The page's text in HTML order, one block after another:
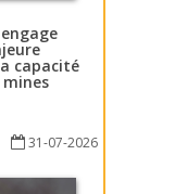
capacité
31-07-2026